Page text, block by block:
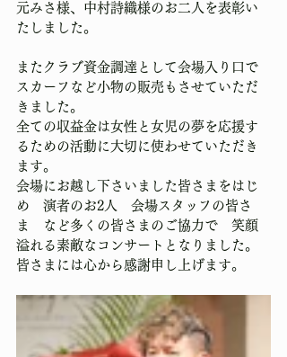
元みさ様、中村詩織様のお二人を表彰い
たしました。
またクラブ資金調達として会場入り口で
スカーフなど小物の販売もさせていただ
きました。
全ての収益金は女性と女児の夢を応援す
るための活動に大切に使わせていただき
ます。
会場にお越し下さいました皆さまをはじ
め　演者のお2人　会場スタッフの皆さ
ま　など多くの皆さまのご協力で　笑顔
溢れる素敵なコンサートとなりました。
皆さまには心から感謝申し上げます。